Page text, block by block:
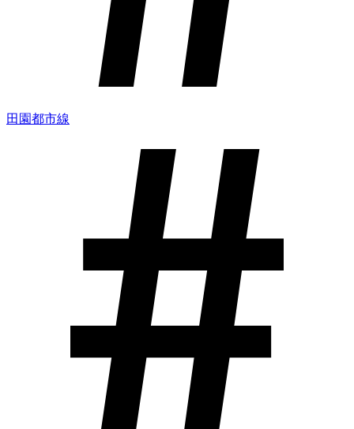
田園都市線